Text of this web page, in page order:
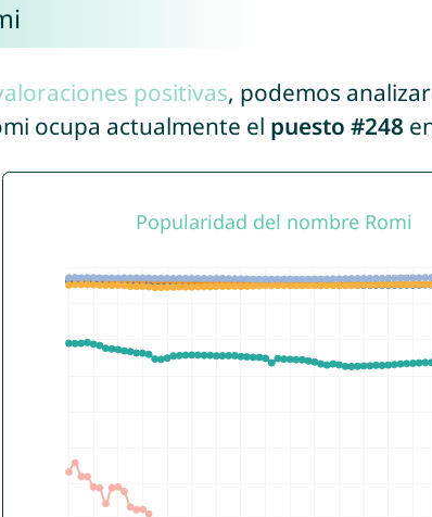
positivas, podemos
ocupa actualmente el puesto #248